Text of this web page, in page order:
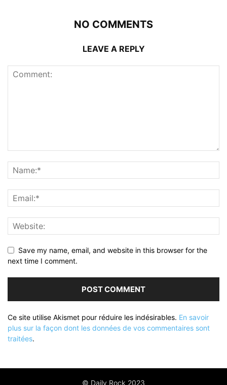
NO COMMENTS
LEAVE A REPLY
Save my name, email, and website in this browser for the
next time I comment.
Ce site utilise Akismet pour réduire les indésirables. En savoir
plus sur la façon dont les données de vos commentaires sont
traitées.
© Daily Rock 2023